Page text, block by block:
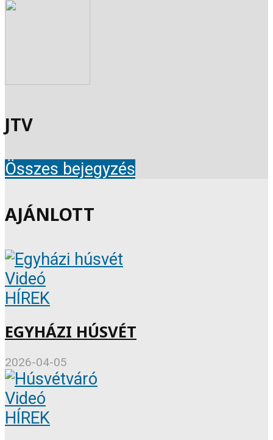
JTV
Összes bejegyzés
AJÁNLOTT
Videó
HÍREK
EGYHÁZI HÚSVÉT
2026-04-05
Videó
HÍREK